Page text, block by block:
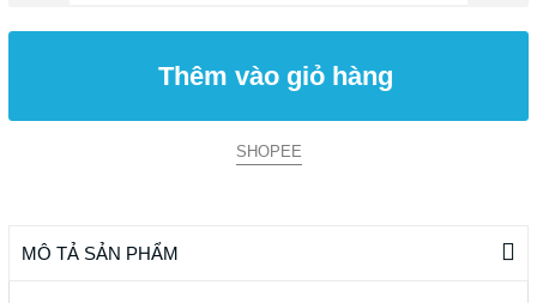
Thêm vào giỏ hàng
SHOPEE
MÔ TẢ SẢN PHẨM